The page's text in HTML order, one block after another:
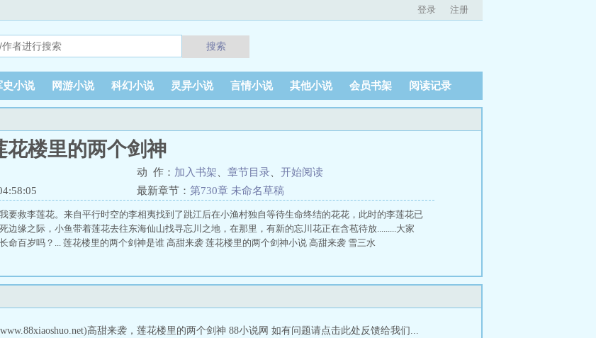
登录 注册
搜索
史小说 网游小说 科幻小说 灵异小说 言情小说 其他小说 会员书架 阅读记录
花楼里的两个剑神
动 作： 加入书架 章节目录
开始阅读
最新章节： 第730章 未命名草稿
要救李莲花。来自平行时空的李相夷找到了跳江后在小渔村独自等待生命终结的花花，此时的李莲花已
边缘之际，小鱼带着莲花去往东海仙山找寻忘川之地，在那里，有新的忘川花正在含苞待放.........大家
命百岁吗？... 莲花楼里的两个剑神是谁 高甜来袭 莲花楼里的两个剑神小说 高甜来袭 雪三水
高甜来袭，莲花楼里的两个剑神 88小说网 如有问题请点击此处反馈给我们...